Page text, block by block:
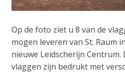
Op de foto ziet u 8 van de
mogen leveren van St. Raum
nieuwe Leidscherijn Centrum.
vlaggen zijn bedrukt met